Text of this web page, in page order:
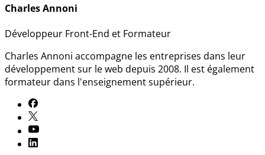
Charles Annoni
Développeur Front-End et Formateur
Charles Annoni accompagne les entreprises dans leur
développement sur le web depuis 2008. Il est également
formateur dans l'enseignement supérieur.